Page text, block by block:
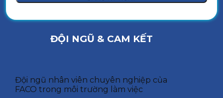
ĐỘI NGŨ & CAM KẾT
Đội ngũ nhân viên chuyên nghiệp của
FACO trong môi trường làm việc